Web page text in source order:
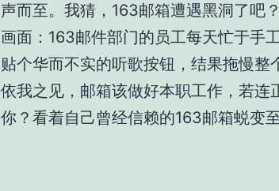
声而至。我猜，163邮箱遭遇黑洞了吧
画面：163邮件部门的员工每天忙于手
贴个华而不实的听歌按钮，结果拖慢整
依我之见，邮箱该做好本职工作，若连
你？看着自己曾经信赖的163邮箱蜕变